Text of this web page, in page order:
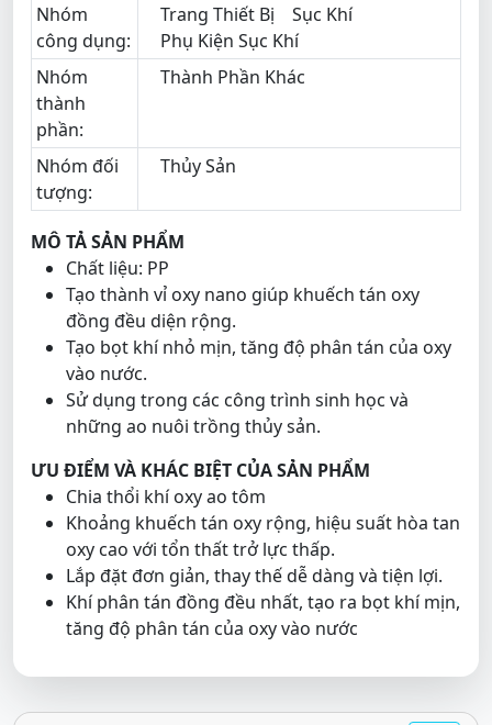
Nhóm
công dụng:
Trang Thiết Bị
Sục Khí
Phụ Kiện Sục Khí
Nhóm
thành
phần:
Thành Phần Khác
Nhóm đối
tượng:
Thủy Sản
MÔ TẢ SẢN PHẨM
Chất liệu: PP
Tạo thành vỉ oxy nano giúp khuếch tán oxy
đồng đều diện rộng.
Tạo bọt khí nhỏ mịn, tăng độ phân tán của oxy
vào nước.
Sử dụng trong các công trình sinh học và
những ao nuôi trồng thủy sản.
ƯU ĐIỂM VÀ KHÁC BIỆT CỦA SẢN PHẨM
Chia thổi khí oxy ao tôm
Khoảng khuếch tán oxy rộng, hiệu suất hòa tan
oxy cao với tổn thất trở lực thấp.
Lắp đặt đơn giản, thay thế dễ dàng và tiện lợi.
Khí phân tán đồng đều nhất, tạo ra bọt khí mịn,
tăng độ phân tán của oxy vào nước